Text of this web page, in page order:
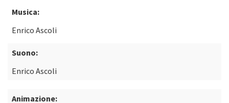
Musica:
Enrico Ascoli
Suono:
Enrico Ascoli
Animazione: